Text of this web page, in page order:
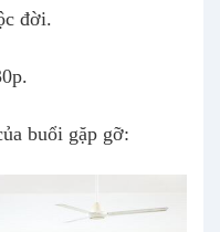
đời.
buổi gặp gỡ: